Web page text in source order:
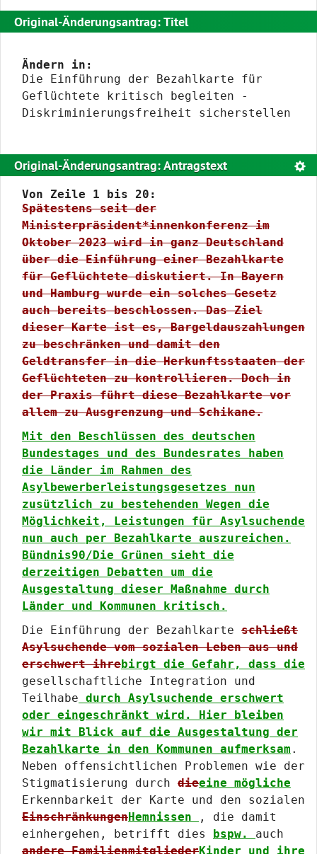
Original-Änderungsantrag: Titel
Ändern in:
Die Einführung der Bezahlkarte für
Geflüchtete kritisch begleiten -
Diskriminierungsfreiheit sicherstellen
Original-Änderungsantrag: Antragstext
Von Zeile 1 bis 20:
Spätestens seit der
Ministerpräsident*innenkonferenz im
Oktober 2023 wird in ganz Deutschland
über die Einführung einer Bezahlkarte
für Geflüchtete diskutiert. In Bayern
und Hamburg wurde ein solches Gesetz
auch bereits beschlossen. Das Ziel
dieser Karte ist es, Bargeldauszahlungen
zu beschränken und damit den
Geldtransfer in die Herkunftsstaaten der
Geflüchteten zu kontrollieren. Doch in
der Praxis führt diese Bezahlkarte vor
allem zu Ausgrenzung und Schikane.
Mit den Beschlüssen des deutschen
Bundestages und des Bundesrates haben
die Länder im Rahmen des
Asylbewerberleistungsgesetzes nun
zusützlich zu bestehenden Wegen die
Möglichkeit, Leistungen für Asylsuchende
nun auch per Bezahlkarte auszureichen.
Bündnis90/Die Grünen sieht die
derzeitigen Debatten um die
Ausgestaltung dieser Maßnahme durch
Länder und Kommunen kritisch.
Die Einführung der Bezahlkarte schließt
Asylsuchende vom sozialen Leben aus und
erschwert ihrebirgt die Gefahr, dass die
gesellschaftliche Integration und
Teilhabe durch Asylsuchende erschwert
oder eingeschränkt wird. Hier bleiben
wir mit Blick auf die Ausgestaltung der
Bezahlkarte in den Kommunen aufmerksam .
Neben offensichtlichen Problemen wie der
Stigmatisierung durch dieeine mögliche
Erkennbarkeit der Karte und den sozialen
EinschränkungenHemnissen
, die damit
einhergehen, betrifft dies bspw. auch
andere FamilienmitgliederKinder und ihre